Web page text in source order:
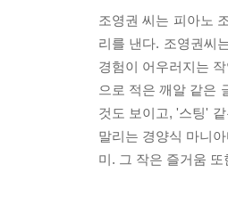
조영권 씨는 피아노
리를 낸다. 조영권씨
경험이 어우러지는
으로 적은 깨알 같은
것도 보이고, '스팅'
말리는 경양식 마니
미. 그 작은 즐거움 또